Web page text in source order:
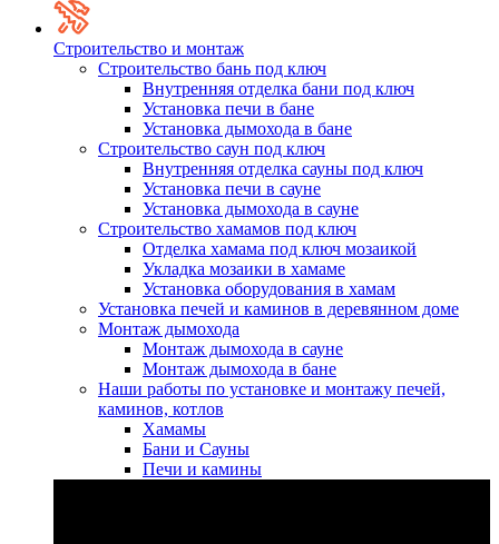
Строительство и монтаж
Строительство бань под ключ
Внутренняя отделка бани под ключ
Установка печи в бане
Установка дымохода в бане
Строительство саун под ключ
Внутренняя отделка сауны под ключ
Установка печи в сауне
Установка дымохода в сауне
Строительство хамамов под ключ
Отделка хамама под ключ мозаикой
Укладка мозаики в хамаме
Установка оборудования в хамам
Установка печей и каминов в деревянном доме
Монтаж дымохода
Монтаж дымохода в сауне
Монтаж дымохода в бане
Наши работы по установке и монтажу печей,
каминов, котлов
Хамамы
Бани и Сауны
Печи и камины